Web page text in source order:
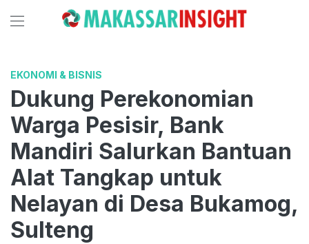
EKONOMI & BISNIS
Dukung Perekonomian
Warga Pesisir, Bank
Mandiri Salurkan Bantuan
Alat Tangkap untuk
Nelayan di Desa Bukamog,
Sulteng